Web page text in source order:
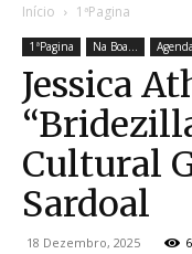
Início 1ªPagina
1ªPagina Na Boa... Agenda
Jessica
Cultural
Sardoal
18 Dezembro, 2025